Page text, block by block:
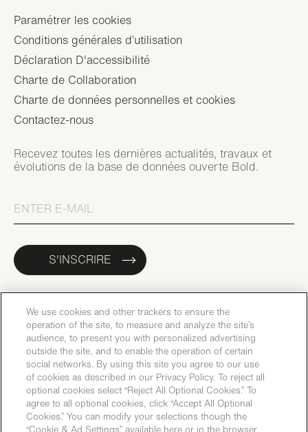
Footer
menu
Paramétrer les cookies
Conditions générales d’utilisation
Déclaration D'accessibilité
Charte de Collaboration
Charte de données personnelles et cookies
Contactez-nous
Recevez toutes les dernières actualités, travaux et
évolutions de la base de données ouverte Bold.
S'INSCRIRE
We use cookies and other trackers to ensure the
operation of the site, to measure and analyze the site’s
audience, to present you with personalized advertising
outside the site, and to enable the operation of certain
social networks. By using this site you agree to our use
of cookies as described in our Privacy Policy. To reject all
optional cookies select “Reject All Optional Cookies.” To
agree to all optional cookies, click “Accept All Optional
Cookies.” You can modify your selections though the